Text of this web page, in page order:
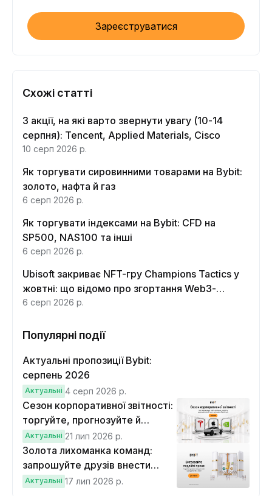
Зареєструватися
Схожі статті
3 акції, на які варто звернути увагу (10-14
серпня): Tencent, Applied Materials, Cisco
10 серп 2026 р.
Як торгувати сировинними товарами на Bybit:
золото, нафта й газ
6 серп 2026 р.
Як торгувати індексами на Bybit: CFD на
SP500, NAS100 та інші
6 серп 2026 р.
Ubisoft закриває NFT-гру Champions Tactics у
жовтні: що відомо про згортання Web3-
функцій
6 серп 2026 р.
Популярні події
Актуальні пропозиції Bybit:
серпень 2026
Актуальні 4 серп 2026 р.
Сезон корпоративної звітності:
торгуйте, прогнозуйте й
вигравайте Cybertruck
Актуальні 21 лип 2026 р.
Золота лихоманка команд:
запрошуйте друзів внести
депозит на $100 і торгувати на
Актуальні 17 лип 2026 р.